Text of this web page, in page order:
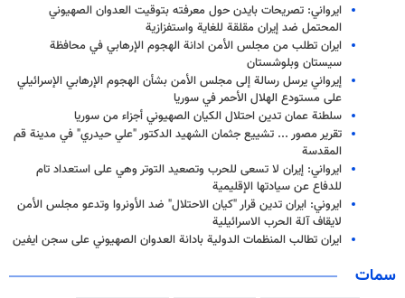
ايرواني: تصريحات بايدن حول معرفته بتوقيت العدوان الصهيوني
المحتمل ضد إيران مقلقة للغاية واستفزازية
ايران تطلب من مجلس الأمن ادانة الهجوم الإرهابي في محافظة
سيستان وبلوشستان
إيرواني يرسل رسالة إلى مجلس الأمن بشأن الهجوم الإرهابي الإسرائيلي
على مستودع الهلال الأحمر في سوريا
سلطنة عمان تدين احتلال الكيان الصهيوني أجزاء من سوريا
تقرير مصور ... تشييع جثمان الشهيد الدكتور "علي حيدري" في مدينة قم
المقدسة
ايرواني: إيران لا تسعى للحرب وتصعيد التوتر وهي على استعداد تام
للدفاع عن سيادتها الإقليمية
ايروني: ايران تدين قرار "كيان الاحتلال" ضد الأونروا وتدعو مجلس الأمن
لايقاف آلة الحرب الاسرائيلية
ايران تطالب المنظمات الدولية بادانة العدوان الصهيوني على سجن ايفين
سمات